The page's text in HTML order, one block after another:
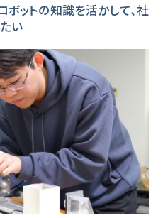
ットの知識を活かして、社
い